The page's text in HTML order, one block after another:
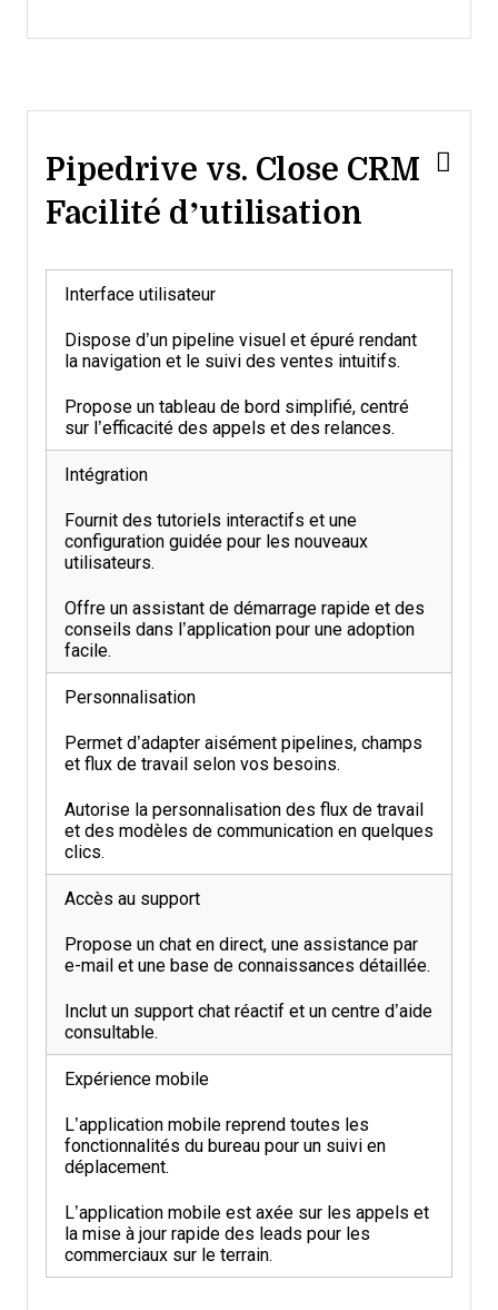
Pipedrive vs. Close CRM
Facilité d’utilisation
Interface utilisateur
Dispose d’un pipeline visuel et épuré rendant
la navigation et le suivi des ventes intuitifs.
Propose un tableau de bord simplifié, centré
sur l’efficacité des appels et des relances.
Intégration
Fournit des tutoriels interactifs et une
configuration guidée pour les nouveaux
utilisateurs.
Offre un assistant de démarrage rapide et des
conseils dans l’application pour une adoption
facile.
Personnalisation
Permet d’adapter aisément pipelines, champs
et flux de travail selon vos besoins.
Autorise la personnalisation des flux de travail
et des modèles de communication en quelques
clics.
Accès au support
Propose un chat en direct, une assistance par
e-mail et une base de connaissances détaillée.
Inclut un support chat réactif et un centre d’aide
consultable.
Expérience mobile
L’application mobile reprend toutes les
fonctionnalités du bureau pour un suivi en
déplacement.
L’application mobile est axée sur les appels et
la mise à jour rapide des leads pour les
commerciaux sur le terrain.